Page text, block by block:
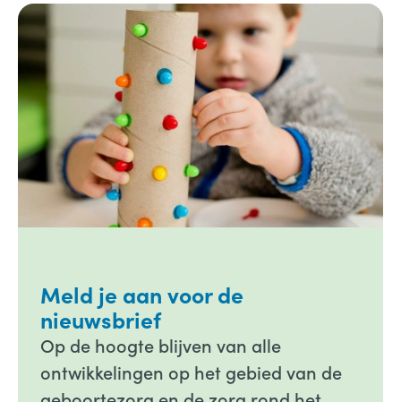
Meld je aan voor de
nieuwsbrief
Op de hoogte blijven van alle
ontwikkelingen op het gebied van de